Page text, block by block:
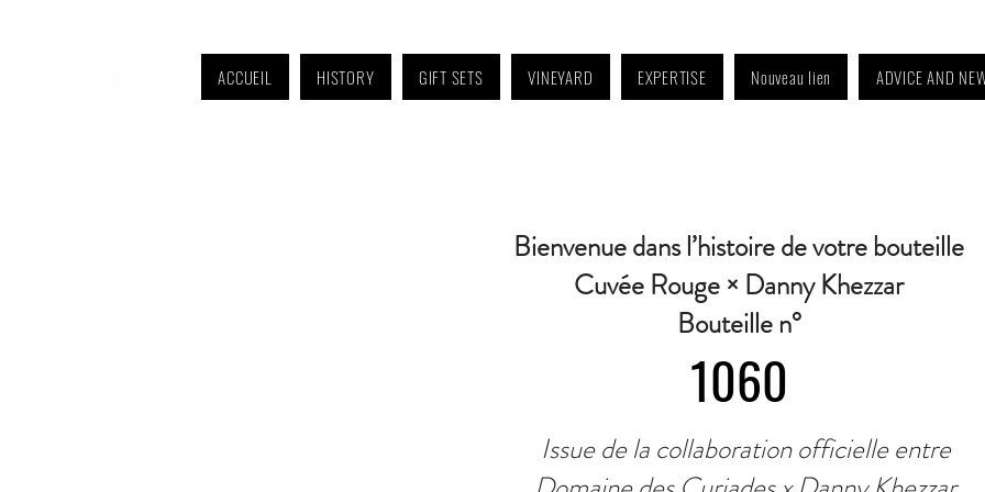
ACCUEIL HISTORY GIFT SETS VINEYARD EXPERTISE Nouveau lien ADVICE AND
Bienvenue dans l’histoire de votre bouteille
Cuvée Rouge × Danny Khezzar
Bouteille n°
1060
Issue de la collaboration officielle entre